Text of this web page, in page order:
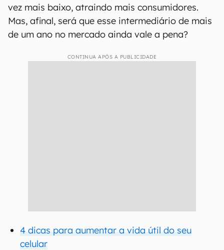
vez mais baixo, atraindo mais consumidores.
Mas, afinal, será que esse intermediário de mais
de um ano no mercado ainda vale a pena?
CONTINUA APÓS A PUBLICIDADE
4 dicas para aumentar a vida útil do seu
celular